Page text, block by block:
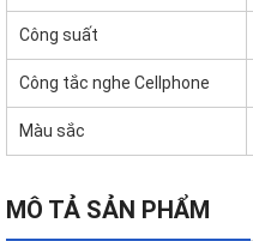
Công suất
Công tắc nghe Cellphone
Màu sắc
MÔ TẢ SẢN PHẨM